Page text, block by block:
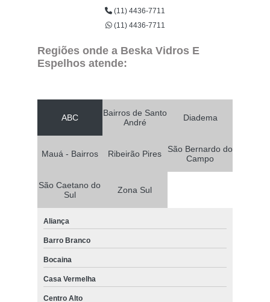
(11) 4436-7711
(11) 4436-7711
Regiões onde a Beska Vidros E
Espelhos atende:
ABC
Bairros de Santo
André
Diadema
Mauá - Bairros Ribeirão Pires
São Bernardo do
Campo
São Caetano do
Sul
Zona Sul
Aliança
Barro Branco
Bocaina
Casa Vermelha
Centro Alto